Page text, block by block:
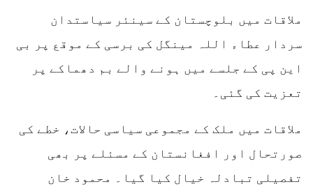
ملاقات میں بلوچستان کے سینئر سیاستدان
سردار عطاء اللہ مینگل کی برسی کے موقع پر بی
این پی کے جلسے میں ہونے والے بم دھماکے پر
تعزیت کی گئی۔
ملاقات میں ملک کے مجموعی سیاسی حالات، خطے کی
صورتحال اور افغانستان کے مسئلے پر بھی
تفصیلی تبادلہ خیال کیا گیا۔ محمود خان